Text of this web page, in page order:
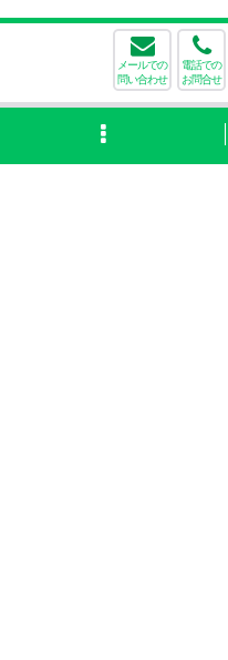
メールでの
問い合わせ
電話での
お問合せ